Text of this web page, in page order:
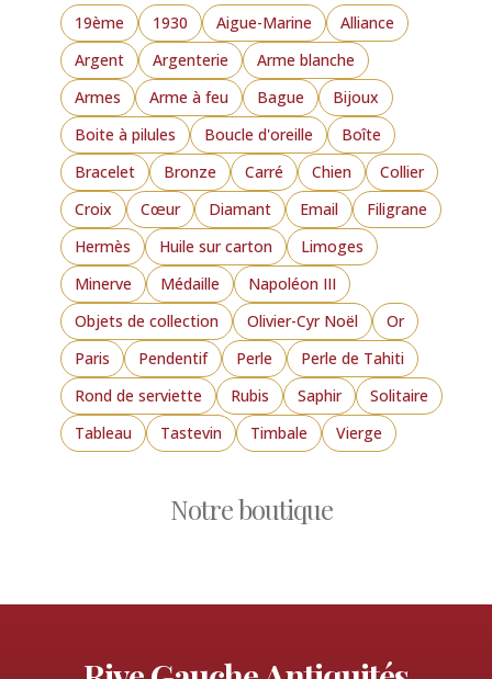
Notre boutique
19ème 1930 Aigue-Marine
Alliance
Argent
Argenterie
Arme blanche
Armes
Arme à feu Bague
Bijoux
Boite à pilules
Boucle d'oreille
Boîte
Bracelet
Bronze Carré Chien
Collier
Croix
Cœur Diamant Email
Filigrane
Hermès
Huile sur carton
Limoges
Minerve
Médaille
Napoléon III
Objets de collection
Olivier-Cyr Noël
Or
Paris
Pendentif Perle
Perle de Tahiti
Rond de serviette
Rubis Saphir
Solitaire
Tableau
Tastevin Timbale Vierge